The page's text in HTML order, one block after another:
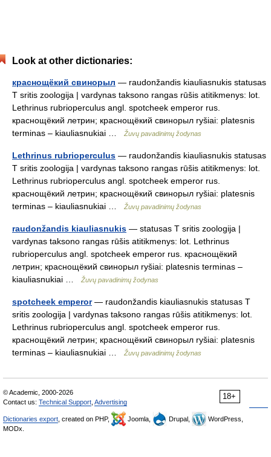
Look at other dictionaries:
краснощёкий свинорыл — raudonžandis kiauliasnukis statusas
T sritis zoologija | vardynas taksono rangas rūšis atitikmenys: lot.
Lethrinus rubrioperculus angl. spotcheek emperor rus.
краснощёкий летрин; краснощёкий свинорыл ryšiai: platesnis
terminas – kiauliasnukiai …
Žuvų pavadinimų žodynas
Lethrinus rubrioperculus — raudonžandis kiauliasnukis statusas
T sritis zoologija | vardynas taksono rangas rūšis atitikmenys: lot.
Lethrinus rubrioperculus angl. spotcheek emperor rus.
краснощёкий летрин; краснощёкий свинорыл ryšiai: platesnis
terminas – kiauliasnukiai …
Žuvų pavadinimų žodynas
raudonžandis kiauliasnukis — statusas T sritis zoologija |
vardynas taksono rangas rūšis atitikmenys: lot. Lethrinus
rubrioperculus angl. spotcheek emperor rus. краснощёкий
летрин; краснощёкий свинорыл ryšiai: platesnis terminas –
kiauliasnukiai …
Žuvų pavadinimų žodynas
spotcheek emperor— raudonžandis kiauliasnukis statusas T
sritis zoologija | vardynas taksono rangas rūšis atitikmenys: lot.
Lethrinus rubrioperculus angl. spotcheek emperor rus.
краснощёкий летрин; краснощёкий свинорыл ryšiai: platesnis
terminas – kiauliasnukiai …
Žuvų pavadinimų žodynas
18+
© Academic, 2000-2026
Contact us: Technical Support Advertising
Dictionaries export , created on PHP, Joomla, Drupal,
WordPress,
MODx.